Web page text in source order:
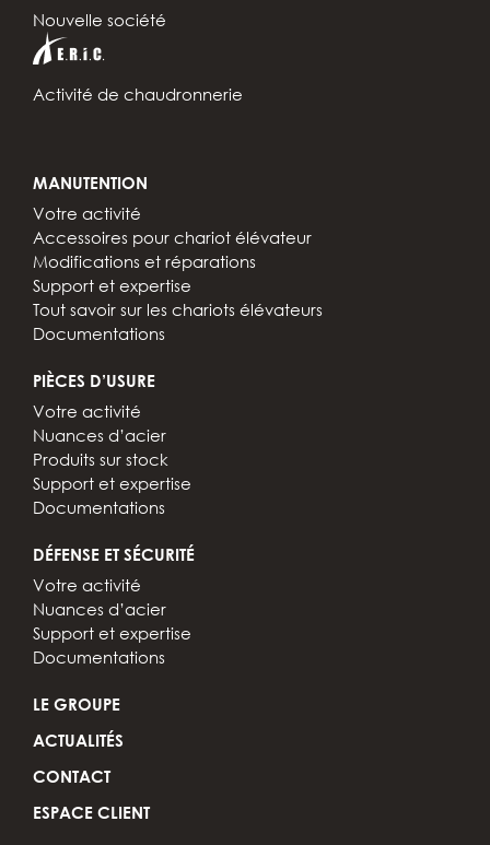
Nouvelle société
Activité de chaudronnerie
MANUTENTION
Votre activité
Accessoires pour chariot élévateur
Modifications et réparations
Support et expertise
Tout savoir sur les chariots élévateurs
Documentations
PIÈCES D’USURE
Votre activité
Nuances d’acier
Produits sur stock
Support et expertise
Documentations
DÉFENSE ET SÉCURITÉ
Votre activité
Nuances d’acier
Support et expertise
Documentations
LE GROUPE
ACTUALITÉS
CONTACT
ESPACE CLIENT